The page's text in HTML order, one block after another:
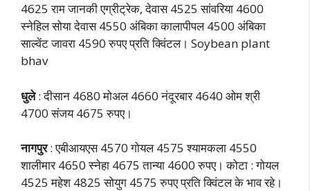
4625 राम जानकी एग्रीट्रेक, देवास 4525 सांवरिया 4600
स्नेहिल सोया देवास 4550 अंबिका कालापीपल 4500 अंबिका
साल्वेंट जावरा 4590 रुपए प्रति क्विंटल। Soybean plant
bhav
धुले: दीसान 4680 मोअल 4660 नंदूरबार 4640 ओम श्री
4700 संजय 4675 रुपए।
नागपुर: एबीआयएस 4570 गोयल 4575 श्यामकला 4550
शालीमार 4650 स्नेहा 4675 तान्या 4600 रुपए। कोटा : गोयल
4525 महेश 4825 सोयुग 4575 रुपए प्रति क्विंटल के भाव रहे।